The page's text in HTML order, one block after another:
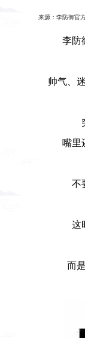
来源： 李防御官
李防
帅气、
嘴里
不
这
而